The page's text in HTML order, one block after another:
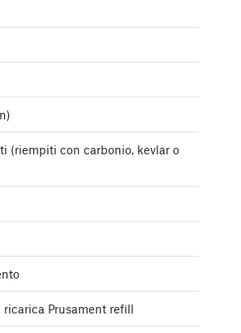
(riempiti con carbonio, kevlar o
Prusament refill